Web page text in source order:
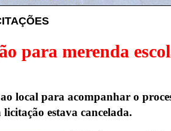
para merenda
local para acompanhar o
estava cancelada.